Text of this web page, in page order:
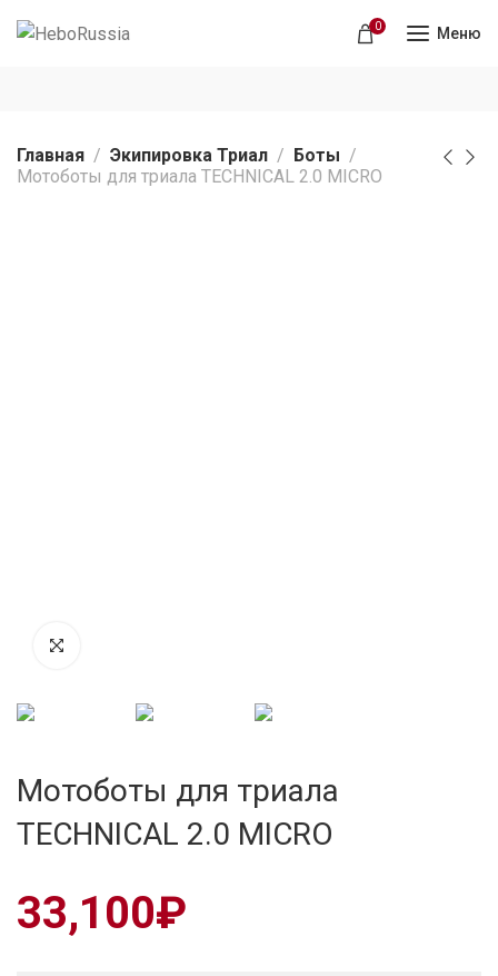
0 Меню
Главная Экипировка Триал
Боты
Мотоботы для триала TECHNICAL 2.0 MICRO
Мотоботы для триала
TECHNICAL 2.0 MICRO
33,100₽